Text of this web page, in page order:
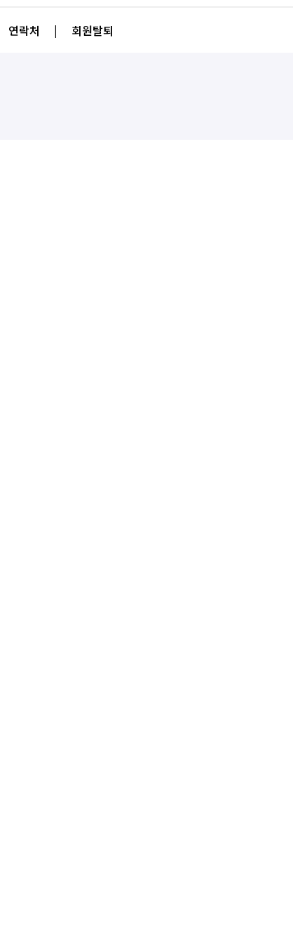
연락처 | 회원탈퇴